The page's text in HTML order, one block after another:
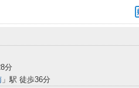
分
」駅 徒歩36分